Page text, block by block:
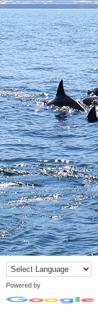
Powered by